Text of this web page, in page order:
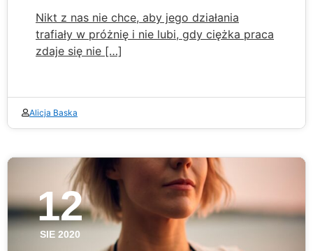
Nikt z nas nie chce, aby jego działania
trafiały w próżnię i nie lubi, gdy ciężka praca
zdaje się nie […]
Alicja Baska
12
SIE 2020